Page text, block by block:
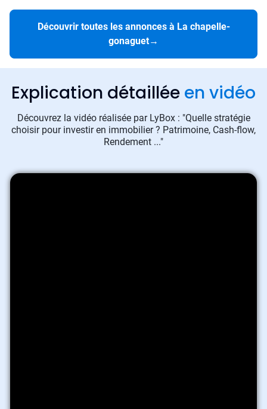
Découvrir toutes les annonces à La chapelle-
gonaguet→
Explication détaillée en vidéo
Découvrez la vidéo réalisée par LyBox : "Quelle stratégie
choisir pour investir en immobilier ? Patrimoine, Cash-flow,
Rendement ..."